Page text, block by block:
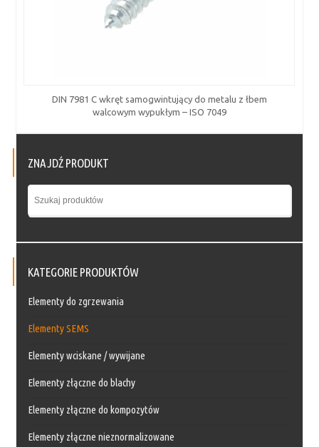
DIN 7981 C wkręt samogwintujący do metalu z łbem
walcowym wypukłym – ISO 7049
ZNAJDŹ PRODUKT
KATEGORIE PRODUKTÓW
Elementy do zgrzewania
Elementy SEMS
Elementy wciskane / wywijane
Elementy złączne do blachy
Elementy złączne do kompozytów
Elementy złączne nieznormalizowane